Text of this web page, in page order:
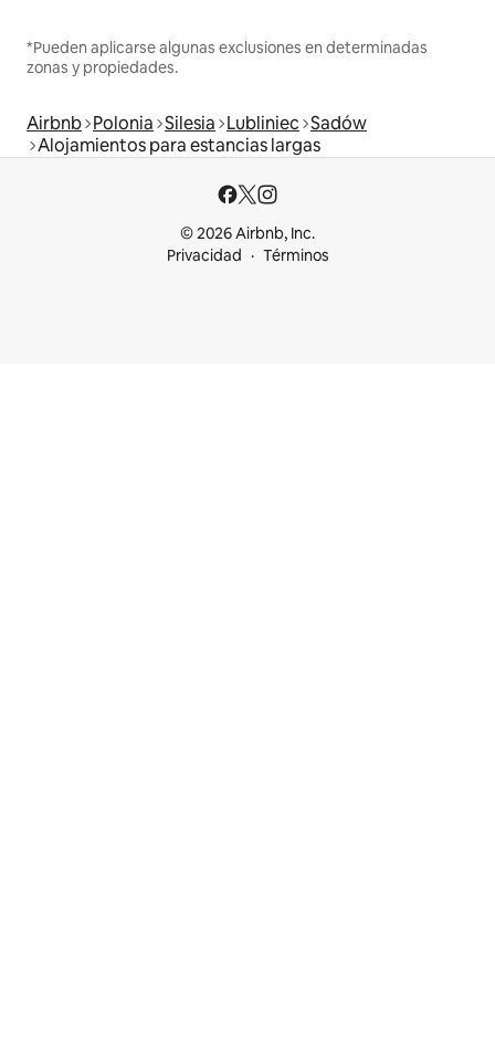
*Pueden aplicarse algunas exclusiones en determinadas
zonas y propiedades.
Airbnb Polonia Silesia Lubliniec Sadów
Alojamientos para estancias largas
© 2026 Airbnb, Inc.
Privacidad
Términos